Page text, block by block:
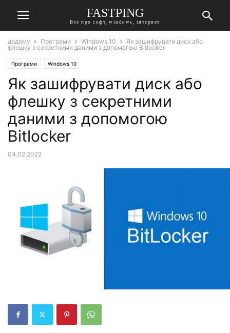
FASTPING
Все про софт, windows, інтернет
додому Програми Windows 10
Як зашифрувати диск або
флешку з секретними даними з допомогою Bitlocker
Програми Windows 10
Як зашифрувати диск або
флешку з секретними
даними з допомогою
Bitlocker
04.02.2022